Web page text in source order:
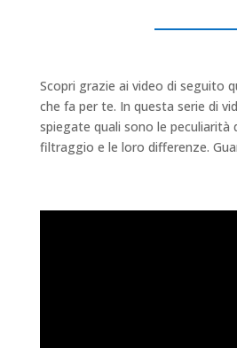
Scopri grazie ai video di seguito
che fa per te. In questa serie di
spiegate quali sono le peculiarità
filtraggio e le loro differenze.